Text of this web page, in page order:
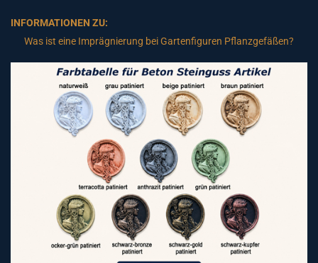
INFORMATIONEN ZU:
Was ist eine Imprägnierung bei Gartenfiguren Pflanzgefäßen?